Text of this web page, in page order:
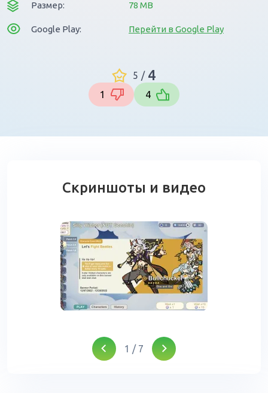
Размер: 78 MB
Google Play: Перейти в Google Play
5 / 4
1 4
Скриншоты и видео
1 / 7